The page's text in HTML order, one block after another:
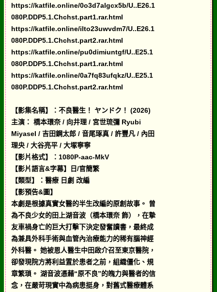
https://katfile.online/0o3d7algcx5b/U..E26.1
080P.DDP5.1.Chchst.part1.rar.html
https://katfile.online/ilto23uwvdm7/U..E26.1
080P.DDP5.1.Chchst.part2.rar.html
https://katfile.online/pu0dimiuntgf/U..E25.1
080P.DDP5.1.Chchst.part1.rar.html
https://katfile.online/0a7fq83ufqkz/U..E25.1
080P.DDP5.1.Chchst.part2.rar.html
【影集名稱】：不良醫生！ ヤンドク！ (2026)
主演： 橋本環奈 / 向井理 / 宮世琉彌 Ryubi
MiyaseI / 吉田鋼太郎 / 音尾琢真 / 許豐凡 / 內田
理央 / 大谷亮平 / 大塚寧寧
【影片格式】：1080P-aac-MkV
【影片語言&字幕】日/官簡繁
【類型】：醫療 日劇 改編
【影預告&圖】
本劇是根據真實女醫的半生改編的原創故事。 曾
為不良少女的田上湖音波（橋本環奈 飾），在摯
友車禍身亡的巨大打擊下決定發奮讀書，最終成
為兼具外科手術與血管內治療能力的稀有腦神經
外科醫。 她被恩人醫生中田啟介召至東京醫院，
卻發現院方將利益置於患者之前，組織僵化、規
章繁瑣。 湖音波憑藉“原不良”的魄力與醫者的信
念，在嚴苛現實中為病患挺身，對舊式醫療體系